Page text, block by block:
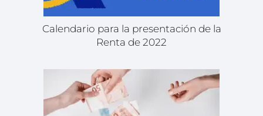
Calendario para la presentación de la
Renta de 2022